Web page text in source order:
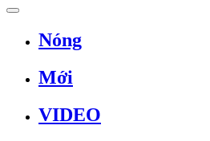
Nóng
Mới
VIDEO